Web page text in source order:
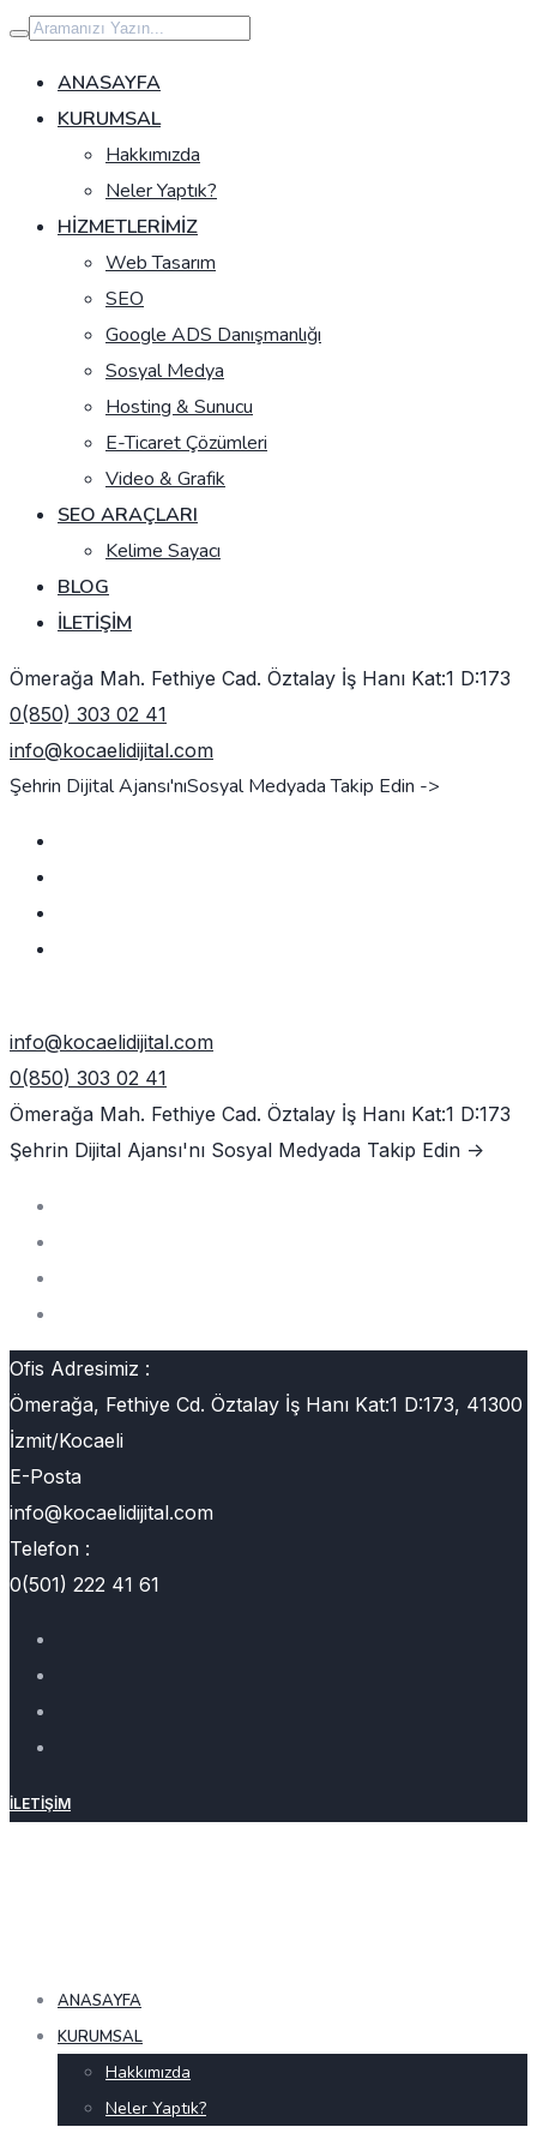
İçeriğe
geç
ANASAYFA
KURUMSAL
Hakkımızda
Neler Yaptık?
HIZMETLERIMIZ
Web Tasarım
SEO
Google ADS Danışmanlığı
Sosyal Medya
Hosting & Sunucu
E-Ticaret Çözümleri
Video & Grafik
SEO ARAÇLARI
Kelime Sayacı
BLOG
İLETIŞIM
Ömerağa Mah. Fethiye Cad. Öztalay İş Hanı Kat:1 D:173
0(850) 303 02 41
info@kocaelidijital.com
Şehrin Dijital Ajansı'nıSosyal Medyada Takip Edin ->
info@kocaelidijital.com
0(850) 303 02 41
Ömerağa Mah. Fethiye Cad. Öztalay İş Hanı Kat:1 D:173
Şehrin Dijital Ajansı'nı Sosyal Medyada Takip Edin ->
Ofis Adresimiz :
Ömerağa, Fethiye Cd. Öztalay İş Hanı Kat:1 D:173, 41300
İzmit/Kocaeli
E-Posta
info@kocaelidijital.com
Telefon :
0(501) 222 41 61
İLETIŞIM
ANASAYFA
KURUMSAL
Hakkımızda
Neler Yaptık?